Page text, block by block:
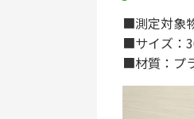
■測定対象
■サイズ：
■材質：プ